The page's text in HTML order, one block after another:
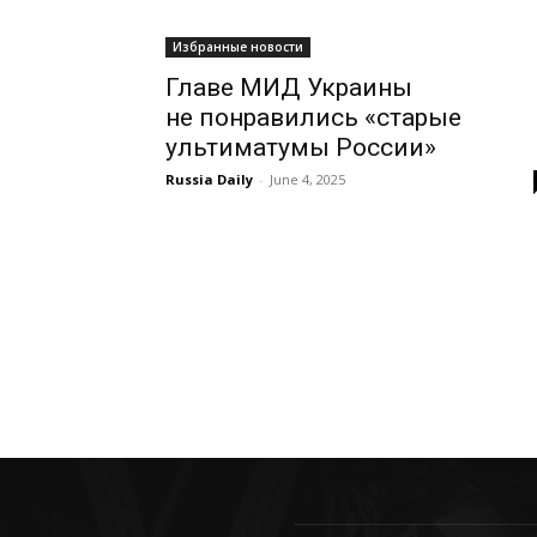
Избранные новости
Главе МИД Украины
не понравились «старые
ультиматумы России»
Russia Daily - June 4, 2025